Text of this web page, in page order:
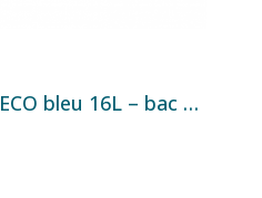
Bac à bec ECO bleu 16L – bac plastique de stockage